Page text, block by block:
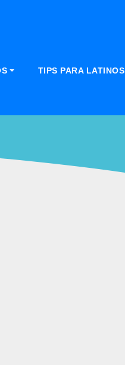
TIPS PARA LATINOS